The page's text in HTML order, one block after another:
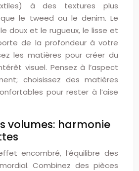
à des textures plus
le tweed ou le denim. Le
doux et le rugueux, le lisse et
de la profondeur à votre
les matières pour créer du
visuel. Pensez à l’aspect
choisissez des matières
pour rester à l’aise
volumes: harmonie
encombré, l’équilibre des
Combinez des pièces